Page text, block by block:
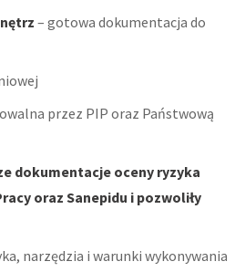
– gotowa dokumentacja do
przez PIP oraz Państwową
dokumentacje oceny ryzyka
oraz Sanepidu i pozwoliły
narzędzia i warunki wykonywania